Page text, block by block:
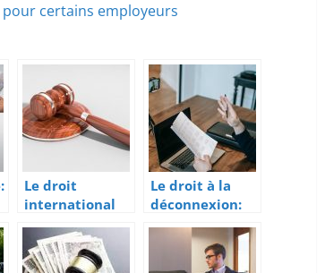
certains employeurs
Le droit
international
public : les
sujets
Le droit à la
déconnexion:
un concept
encore flou
pour certains